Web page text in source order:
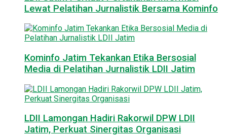
Lewat Pelatihan Jurnalistik Bersama Kominfo
Kominfo Jatim Tekankan Etika Bersosial
Media di Pelatihan Jurnalistik LDII Jatim
LDII Lamongan Hadiri Rakorwil DPW LDII
Jatim, Perkuat Sinergitas Organisasi